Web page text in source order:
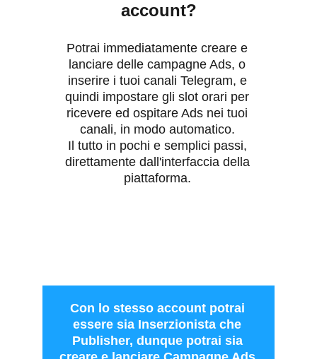
account?
Potrai immediatamente creare e
lanciare delle campagne Ads, o
inserire i tuoi canali Telegram, e
quindi impostare gli slot orari per
ricevere ed ospitare Ads nei tuoi
canali, in modo automatico.
Il tutto in pochi e semplici passi,
direttamente dall'interfaccia della
piattaforma.
Con lo stesso account potrai
essere sia Inserzionista che
Publisher, dunque potrai sia